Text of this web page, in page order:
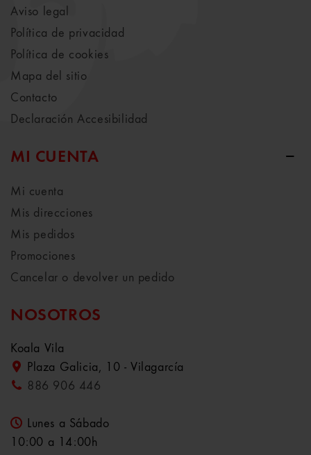
Aviso legal
Política de privacidad
Política de cookies
Mapa del sitio
Contacto
Declaración Accesibilidad
MI CUENTA
Mi cuenta
Mis direcciones
Mis pedidos
Promociones
Cancelar o devolver un pedido
NOSOTROS
Koala Vila
Plaza Galicia, 10 - Vilagarcía
886 906 446
Lunes a Sábado
10:00 a 14:00h